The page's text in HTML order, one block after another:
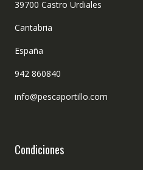
39700 Castro Urdiales
Cantabria
España
942 860840
info@pescaportillo.com
Condiciones